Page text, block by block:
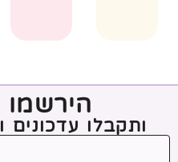
הירשמו
ותקבלו עדכונים